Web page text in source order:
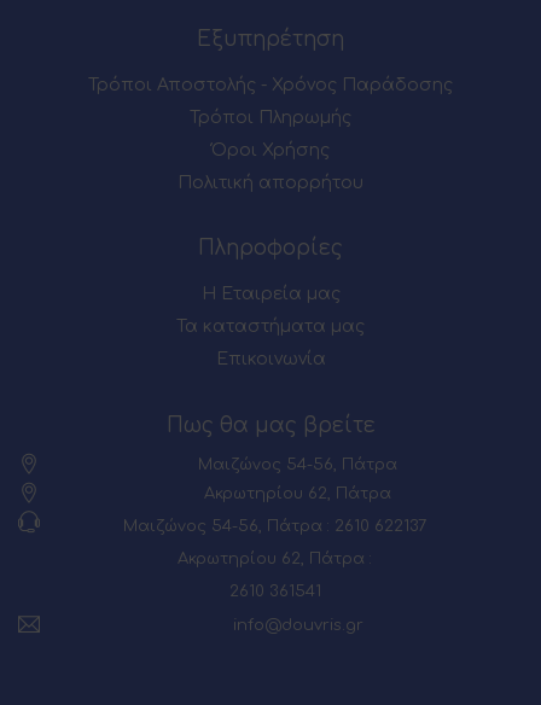
Εξυπηρέτηση
Τρόποι Αποστολής - Χρόνος Παράδοσης
Τρόποι Πληρωμής
Όροι Χρήσης
Πολιτική απορρήτου
Πληροφορίες
Η Εταιρεία μας
Τα καταστήματα μας
Επικοινωνία
Πως θα μας βρείτε
Μαιζώνος 54-56, Πάτρα
Ακρωτηρίου 62, Πάτρα
Μαιζώνος 54-56, Πάτρα : 2610 622137
Ακρωτηρίου 62, Πάτρα :
2610 361541
info@douvris.gr